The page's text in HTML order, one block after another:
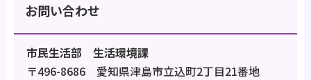
お問い合わせ
市民生活部 生活環境課
〒496-8686 愛知県津島市立込町2丁目21番地